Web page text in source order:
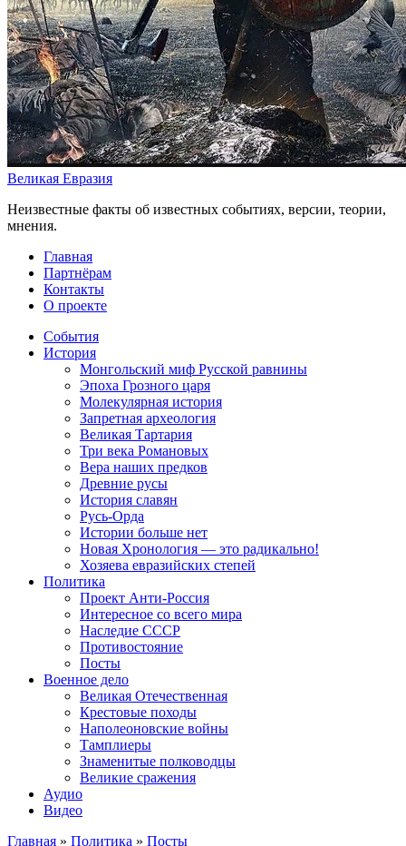
Великая Евразия
Неизвестные факты об известных событиях, версии, теории,
мнения.
Главная
Партнёрам
Контакты
О проекте
События
История
Монгольский миф Русской равнины
Эпоха Грозного царя
Молекулярная история
Запретная археология
Великая Тартария
Три века Романовых
Вера наших предков
Древние русы
История славян
Русь-Орда
Истории больше нет
Новая Хронология — это радикально!
Хозяева евразийских степей
Политика
Проект Анти-Россия
Интересное со всего мира
Наследие СССР
Противостояние
Посты
Военное дело
Великая Отечественная
Крестовые походы
Наполеоновские войны
Тамплиеры
Знаменитые полководцы
Великие сражения
Аудио
Видео
Главная » Политика » Посты